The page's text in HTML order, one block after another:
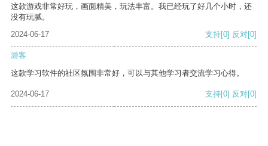
这款游戏非常好玩，画面精美，玩法丰富。我已经玩了好几个小时，还
没有玩腻。
2024-06-17
支持[0] 反对[0]
游客
这款学习软件的社区氛围非常好，可以与其他学习者交流学习心得。
2024-06-17 支持[0] 反对[0]